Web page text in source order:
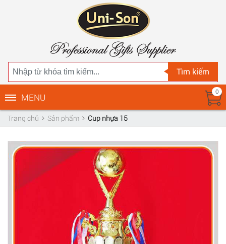
Tìm kiếm
0
MENU
Trang chủ Sản phẩm Cup nhựa 15